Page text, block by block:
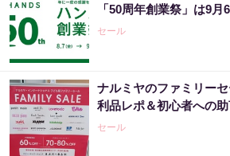
「50周年創業祭」は9月
セール
ナルミヤのファミリー
利品レポ＆初心者への
セール